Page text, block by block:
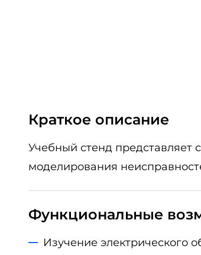
Краткое описание
Учебный стенд
моделирования
Функциональные
Изучение электрического